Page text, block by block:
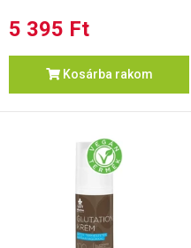
5 395 Ft
Kosárba rakom